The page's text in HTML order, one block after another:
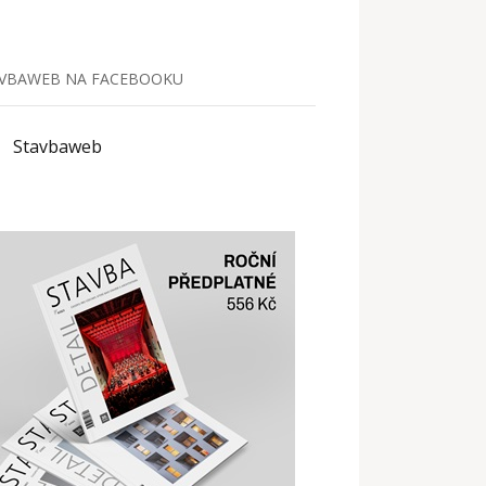
NA FACEBOOKU
Stavbaweb